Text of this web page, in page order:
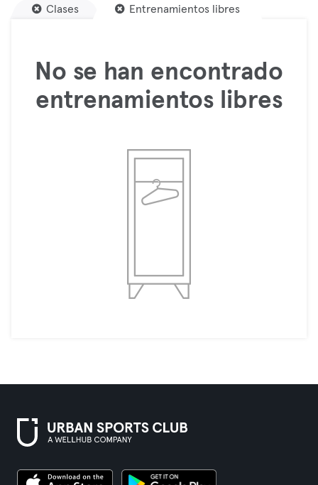
Clases Entrenamientos libres
No se han encontrado
entrenamientos libres